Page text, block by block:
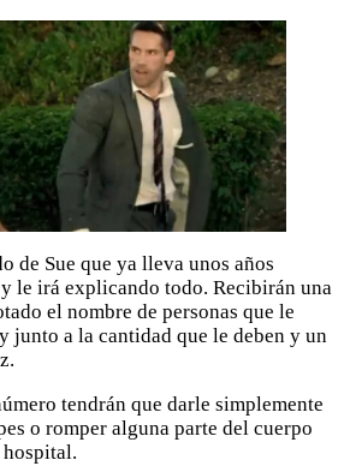
de Sue que ya lleva unos años
le irá explicando todo. Recibirán una
el nombre de personas que le
junto a la cantidad que le deben y un
tendrán que darle simplemente
o romper alguna parte del cuerpo
hospital.